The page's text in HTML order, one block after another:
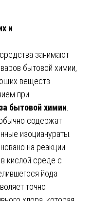
и
занимают
бытовой химии,
веществ
при
бытовой химии
содержат
изоцианураты.
на реакции
кислой среде с
йода
точно